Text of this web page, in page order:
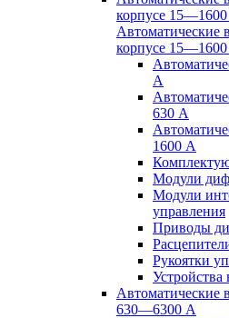
корпусе
Автоматические
корпусе
А
630 А
1600 А
Модули
Модули
управления
Приводы
Рукоятки
Устройства
Автоматические
630—6300 А